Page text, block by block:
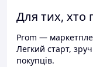
Для тих, хто
Prom —
Легкий старт,
покупців.